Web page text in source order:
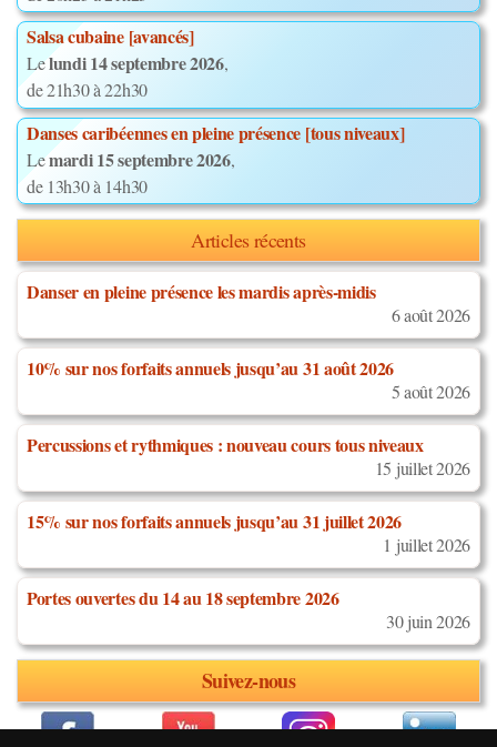
Salsa cubaine [avancés]
Lelundi 14 septembre 2026,
de 21h30 à 22h30
Danses caribéennes en pleine présence [tous niveaux]
Lemardi 15 septembre 2026,
de 13h30 à 14h30
Articles récents
Danser en pleine présence les mardis après-midis
6 août 2026
10% sur nos forfaits annuels jusqu’au 31 août 2026
5 août 2026
Percussions et rythmiques : nouveau cours tous niveaux
15 juillet 2026
15% sur nos forfaits annuels jusqu’au 31 juillet 2026
1 juillet 2026
Portes ouvertes du 14 au 18 septembre 2026
30 juin 2026
Suivez-nous